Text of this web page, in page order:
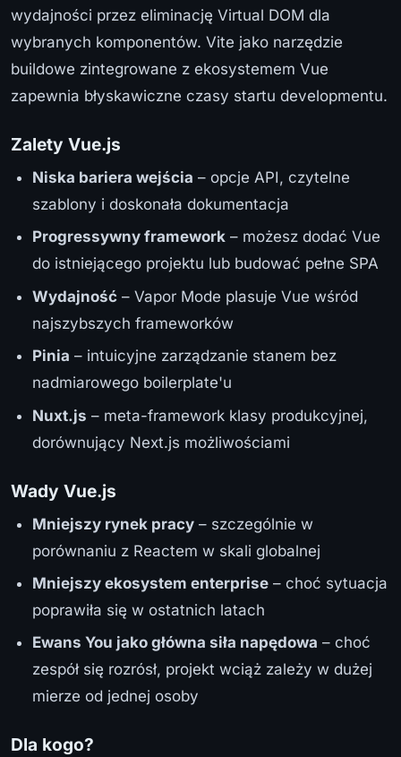
wydajności przez eliminację Virtual DOM dla
wybranych komponentów. Vite jako narzędzie
buildowe zintegrowane z ekosystemem Vue
zapewnia błyskawiczne czasy startu developmentu.
Zalety Vue.js
Niska bariera wejścia – opcje API, czytelne
szablony i doskonała dokumentacja
Progressywny framework – możesz dodać Vue
do istniejącego projektu lub budować pełne SPA
Wydajność – Vapor Mode plasuje Vue wśród
najszybszych frameworków
Pinia – intuicyjne zarządzanie stanem bez
nadmiarowego boilerplate'u
Nuxt.js – meta-framework klasy produkcyjnej,
dorównujący Next.js możliwościami
Wady Vue.js
Mniejszy rynek pracy – szczególnie w
porównaniu z Reactem w skali globalnej
Mniejszy ekosystem enterprise – choć sytuacja
poprawiła się w ostatnich latach
Ewans You jako główna siła napędowa – choć
zespół się rozrósł, projekt wciąż zależy w dużej
mierze od jednej osoby
Dla kogo?